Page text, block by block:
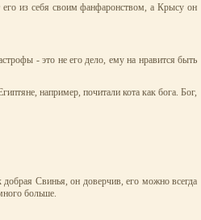
его из себя своим фанфаронством, а Крысу он
- это не его дело, ему на нравится быть
например, почитали кота как бога. Бог,
Свинья, он доверчив, его можно всегда
больше.